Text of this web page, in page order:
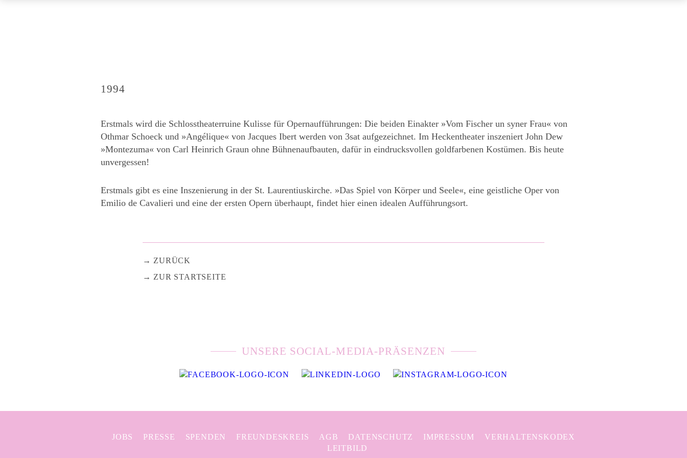
1994
Erstmals wird die Schlosstheaterruine Kulisse für Opernaufführungen: Die beiden Einakter »Vom Fischer un syner Frau« von
Othmar Schoeck und »Angélique« von Jacques Ibert werden von 3sat aufgezeichnet. Im Heckentheater inszeniert John Dew
»Montezuma« von Carl Heinrich Graun ohne Bühnenaufbauten, dafür in eindrucksvollen goldfarbenen Kostümen. Bis heute
unvergessen!
Erstmals gibt es eine Inszenierung in der St. Laurentiuskirche. »Das Spiel von Körper und Seele«, eine geistliche Oper von
Emilio de Cavalieri und eine der ersten Opern überhaupt, findet hier einen idealen Aufführungsort.
ZURÜCK
ZUR STARTSEITE
UNSERE SOCIAL-MEDIA-PRÄSENZEN
JOBS PRESSE SPENDEN FREUNDESKREIS AGB DATENSCHUTZ IMPRESSUM
VERHALTENSKODEX
LEITBILD